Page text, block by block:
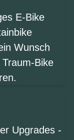
E-Bike
Wunsch
Bike
Upgrades -